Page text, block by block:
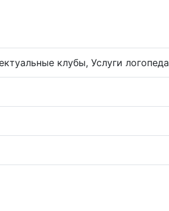
клубы, Услуги логопеда